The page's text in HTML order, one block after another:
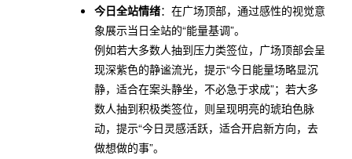
今日全站情绪：在广场顶部，通过感性的视觉意
象展示当日全站的“能量基调”。
例如若大多数人抽到压力类签位，广场顶部会呈
现深紫色的静谧流光，提示“今日能量场略显沉
静，适合在案头静坐，不必急于求成”；若大多
数人抽到积极类签位，则呈现明亮的琥珀色脉
动，提示“今日灵感活跃，适合开启新方向，去
做想做的事”。